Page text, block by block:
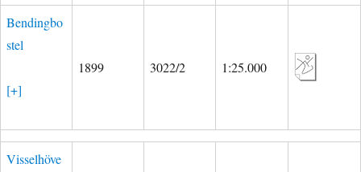
Bendingbo
stel
[+]
1899 3022/2 1:25.000
Visselhöve